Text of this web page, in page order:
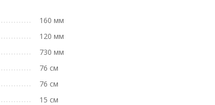
160 мм
120 мм
730 мм
76 см
76 см
15 см